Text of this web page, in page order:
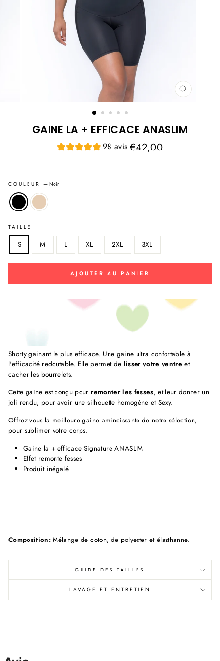
FERMER
GAINE LA + EFFICACE ANASLIM
98 avis Prix
régulier
€42,00
COULEUR—Noir
TAILLE
S M L XL 2XL 3XL
AJOUTER AU PANIER
Shorty gainant le plus efficace. Une gaine ultra confortable à
l'efficacité redoutable. Elle permet de lisser votre ventre et
cacher les bourrelets.
Cette gaine est conçu pourremonter les fesses, et leur donner un
joli rendu, pour avoir une silhouette homogène et Sexy.
Offrez vous la meilleure gaine amincissante de notre sélection,
pour sublimer votre corps.
Gaine la + efficace Signature ANASLIM
Effet remonte fesses
Produit inégalé
Composition:Mélange de coton, de polyester et élasthanne.
GUIDE DES TAILLES
LAVAGE ET ENTRETIEN